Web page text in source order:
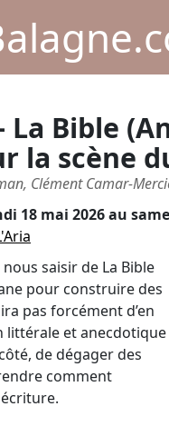
La Bible
la scène
Clément Camar-
18 mai 2026au
saisir de La Bible
pour construire des
pas forcément d’en
et anecdotique
de dégager des
comment